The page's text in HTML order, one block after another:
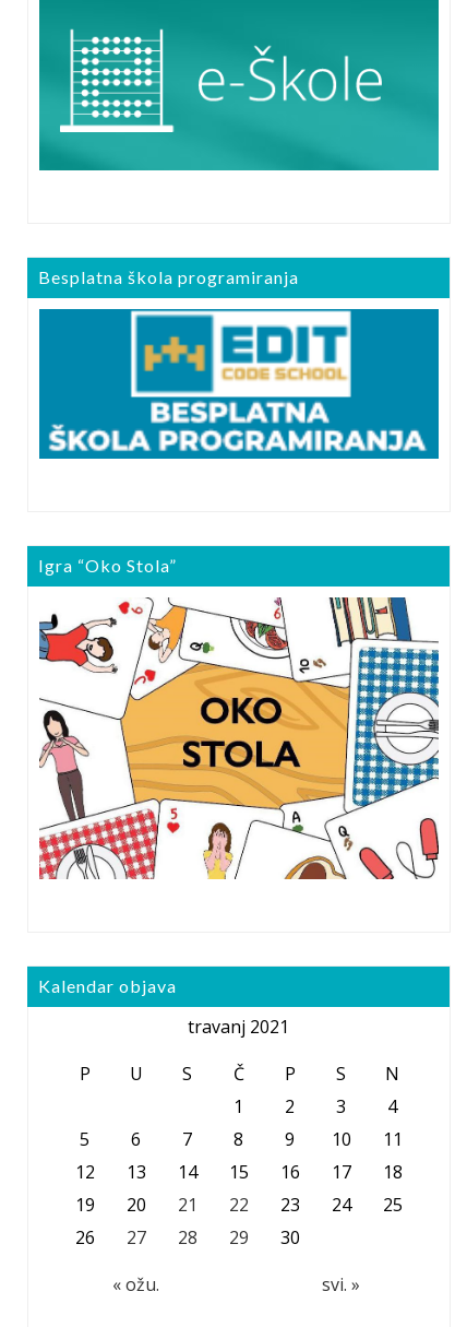
Besplatna škola programiranja
Igra “Oko Stola”
Kalendar objava
travanj 2021
P
U S Č P S N
« ožu. svi. »
1 2 3
4
5
6 7 8 9 10
11
12
13 14 15 16 17
18
19
20 21 22 23 24
25
26
27 28 29 30